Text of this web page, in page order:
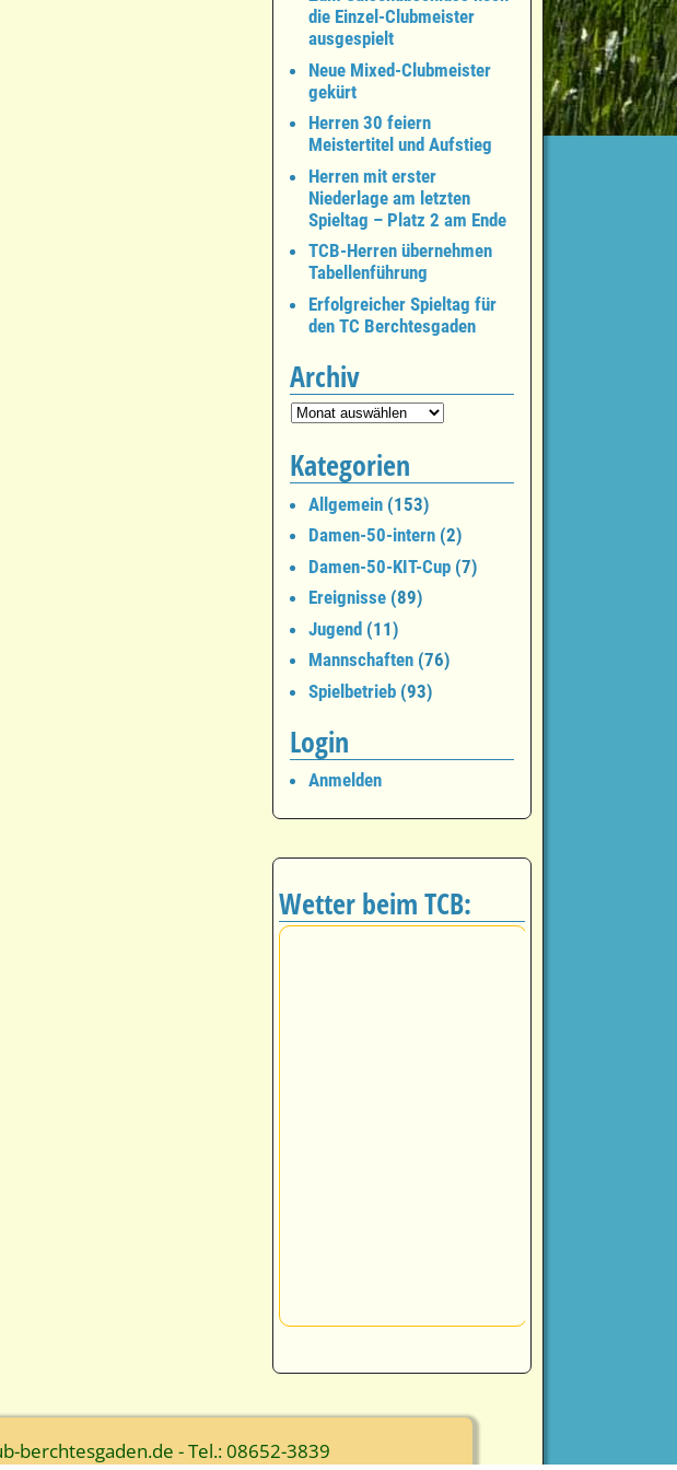
die Einzel-Clubmeister
ausgespielt
Neue Mixed-Clubmeister
gekürt
Herren 30 feiern
Meistertitel und Aufstieg
Herren mit erster
Niederlage am letzten
Spieltag – Platz 2 am Ende
TCB-Herren übernehmen
Tabellenführung
Erfolgreicher Spieltag für
den TC Berchtesgaden
Archiv
Kategorien
Allgemein(153)
Damen-50-intern(2)
Damen-50-KIT-Cup(7)
Ereignisse(89)
Jugend(11)
Mannschaften(76)
Spielbetrieb(93)
Login
Anmelden
Wetter beim TCB:
berchtesgaden.de - Tel.: 08652-3839